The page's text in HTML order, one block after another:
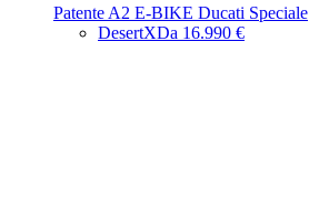
Patente A2 E-BIKE Ducati Speciale
DesertXDa 16.990 €